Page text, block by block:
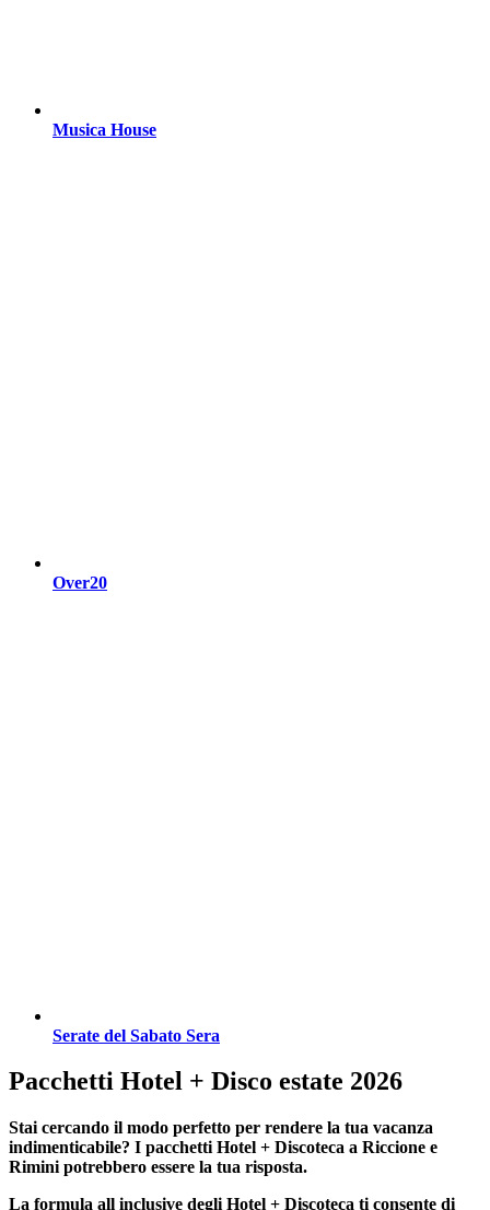
Musica House
Over20
Serate del Sabato Sera
Pacchetti Hotel + Disco estate 2026
Stai cercando il modo perfetto per rendere la tua vacanza
indimenticabile? I pacchetti Hotel + Discoteca a Riccione e
Rimini potrebbero essere la tua risposta.
La formula all inclusive degli Hotel + Discoteca ti consente di